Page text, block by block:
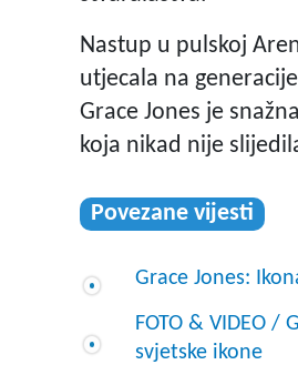
Nastup u pulskoj
utjecala na
Grace Jones je
koja nikad nije
Povezane vijesti
Grace Jones:
FOTO & VIDEO
svjetske ikone